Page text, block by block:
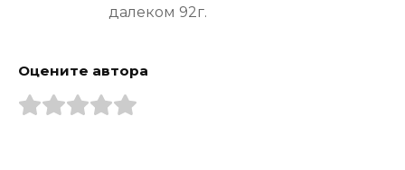
далеком 92г.
Оцените автора